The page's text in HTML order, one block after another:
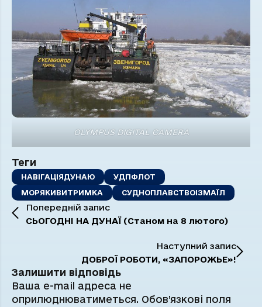
OLYMPUS DIGITAL CAMERA
Теги
НАВІГАЦІЯДУНАЮ
УДПФЛОТ
МОРЯКИВИТРИМКА
СУДНОПЛАВСТВОІЗМАЇЛ
Попередній запис
СЬОГОДНІ НА ДУНАЇ (Станом на 8 лютого)
Наступний запис
ДОБРОЇ РОБОТИ, «ЗАПОРОЖЬЕ»!
Залишити відповідь
Ваша e-mail адреса не
оприлюднюватиметься. Обов’язкові поля